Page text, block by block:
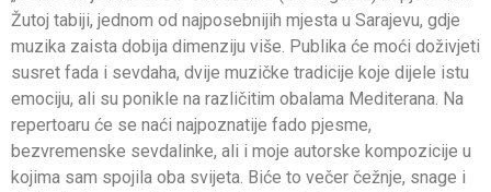
Žutoj tabiji, jednom od najposebnijih mjesta u Sarajevu, gdje
muzika zaista dobija dimenziju više. Publika će moći doživjeti
susret fada i sevdaha, dvije muzičke tradicije koje dijele istu
emociju, ali su ponikle na različitim obalama Mediterana. Na
repertoaru će se naći najpoznatije fado pjesme,
bezvremenske sevdalinke, ali i moje autorske kompozicije u
kojima sam spojila oba svijeta. Biće to večer čežnje, snage i